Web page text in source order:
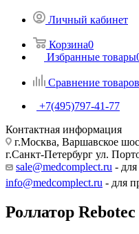
Личный кабинет
Корзина0
Избранные товары
Сравнение товаров
+7(495)797-41-77
Контактная информация
г.Москва, Варшавское
г.Санкт-Петербург ул.
sale@medcomplect.ru - для
info@medcomplect.ru - для
Роллатор